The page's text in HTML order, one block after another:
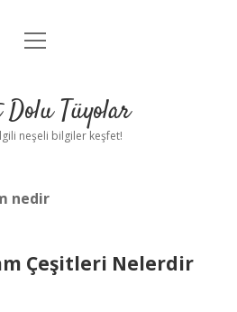
Politikası
Uyarı
menüyü
Dolu Tüyolar
neşeli bilgiler keşfet!
nedir
Çeşitleri Nelerdir